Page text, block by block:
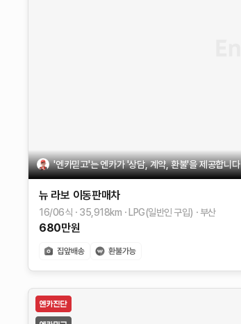
'엔카믿고'는 엔카가 '상담, 계약, 환불'을 제공합니다
뉴 라보 이동판매차
16/06식 35,918km LPG(일반인 구입) 부산
680만원